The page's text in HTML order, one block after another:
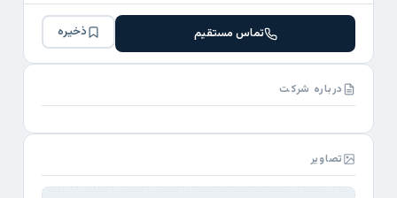
تماس مستقیم ذخیره
درباره شرکت
تصاویر